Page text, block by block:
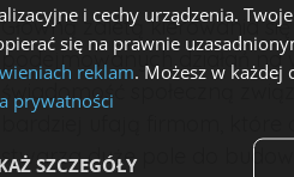
Główną zaletą kierowania
podejmowanych działań na
świadomość społeczną
stwarza duże pole do
i cechy urządzenia.
się na prawnie
reklam. Możesz w każdej
prywatności
SZCZEGÓŁY